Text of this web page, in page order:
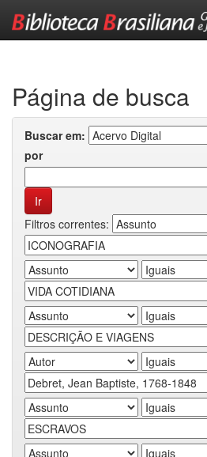
Página de busca
Buscar em:
por
Filtros correntes: